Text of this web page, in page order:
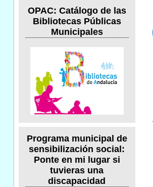
OPAC: Catálogo de las
Bibliotecas Públicas
Municipales
Programa municipal de
sensibilización social:
Ponte en mi lugar si
tuvieras una
discapacidad